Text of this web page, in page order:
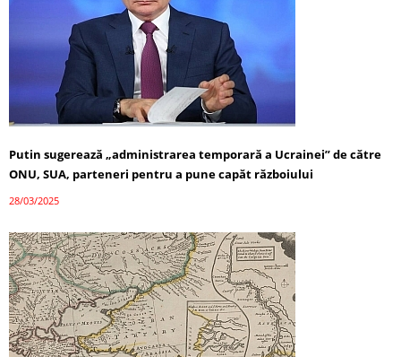
Putin sugerează „administrarea temporară a Ucrainei” de către
ONU, SUA, parteneri pentru a pune capăt războiului
28/03/2025